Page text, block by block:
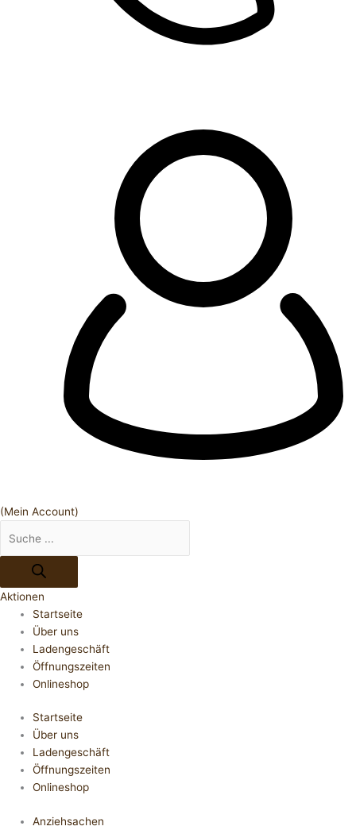
(Mein Account)
Aktionen
Startseite
Über uns
Ladengeschäft
Öffnungszeiten
Onlineshop
Startseite
Über uns
Ladengeschäft
Öffnungszeiten
Onlineshop
Anziehsachen